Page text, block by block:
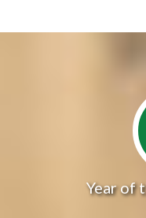
Year of